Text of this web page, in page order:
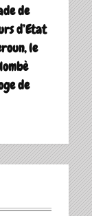
de
d’Etat
le
de